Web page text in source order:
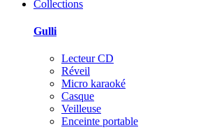
Collections
Gulli
Lecteur CD
Réveil
Micro karaoké
Casque
Veilleuse
Enceinte portable